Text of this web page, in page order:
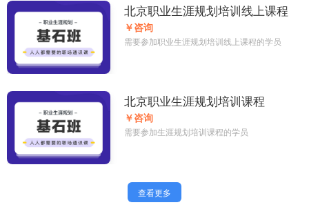
北京职业生涯规划培训线上课程
￥咨询
需要参加职业生涯规划培训线上课程的学员
北京职业生涯规划培训课程
￥咨询
需要参加生涯规划培训课程的学员
查看更多